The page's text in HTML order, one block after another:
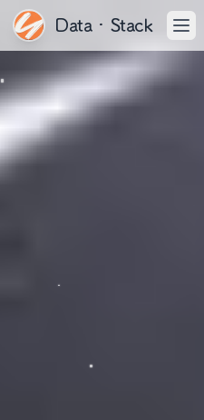
Data·Stack